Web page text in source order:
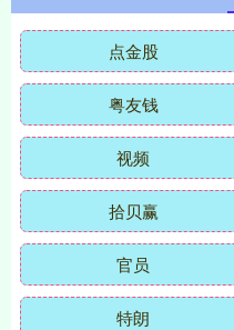
点金股
粤友钱
视频
拾贝赢
官员
特朗